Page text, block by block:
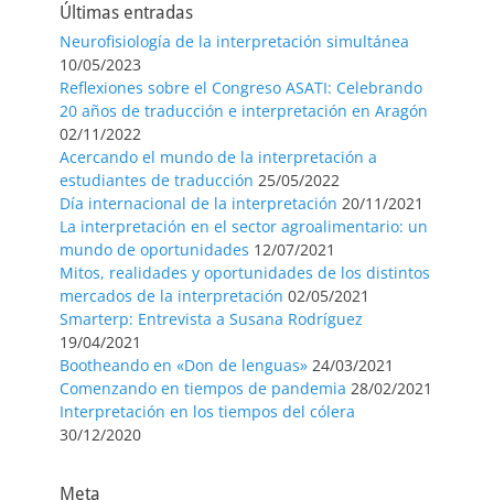
Últimas entradas
Neurofisiología de la interpretación simultánea
10/05/2023
Reflexiones sobre el Congreso ASATI: Celebrando
20 años de traducción e interpretación en Aragón
02/11/2022
Acercando el mundo de la interpretación a
estudiantes de traducción 25/05/2022
Día internacional de la interpretación 20/11/2021
La interpretación en el sector agroalimentario: un
mundo de oportunidades 12/07/2021
Mitos, realidades y oportunidades de los distintos
mercados de la interpretación 02/05/2021
Smarterp: Entrevista a Susana Rodríguez
19/04/2021
Bootheando en «Don de lenguas» 24/03/2021
Comenzando en tiempos de pandemia 28/02/2021
Interpretación en los tiempos del cólera
30/12/2020
Meta